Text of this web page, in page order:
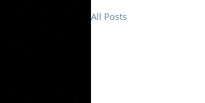
All Posts